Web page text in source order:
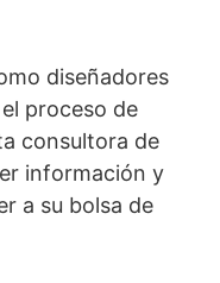
diseñadores
proceso de
consultora de
información y
a su bolsa de